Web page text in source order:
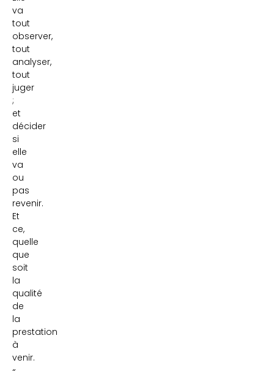
va
tout
observer,
tout
analyser,
tout
juger
;
et
décider
si
elle
va
ou
pas
revenir.
Et
ce,
quelle
que
soit
la
qualité
de
la
prestation
à
venir.